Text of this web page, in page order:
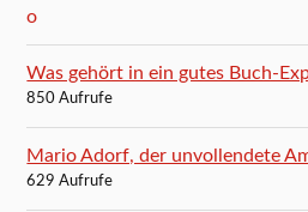
Was gehört in ein gutes Buch-
850 Aufrufe
Mario Adorf, der unvollendete
629 Aufrufe